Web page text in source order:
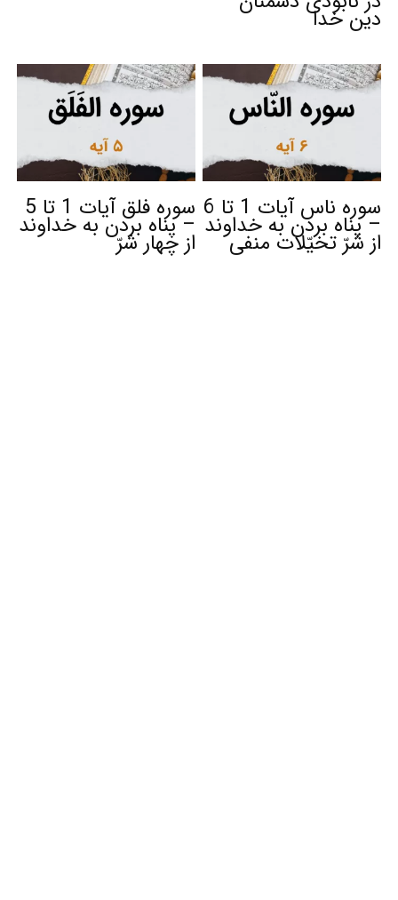
دین خدا
سوره ناس آیات 1 تا 6
– پناه بردن به خداوند
از شرّ تخیّلات منفی
سوره فلق آیات 1 تا 5
– پناه بردن به خداوند
از چهار شرّ